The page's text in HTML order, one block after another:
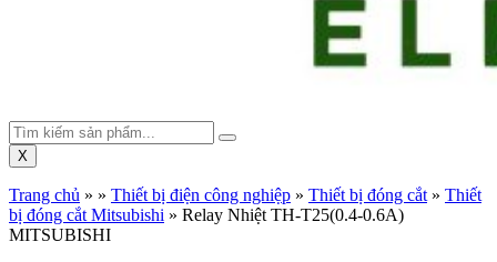
X
Trang chủ » » Thiết bị điện công nghiệp » Thiết bị đóng cắt » Thiết
bị đóng cắt Mitsubishi » Relay Nhiệt TH-T25(0.4-0.6A)
MITSUBISHI